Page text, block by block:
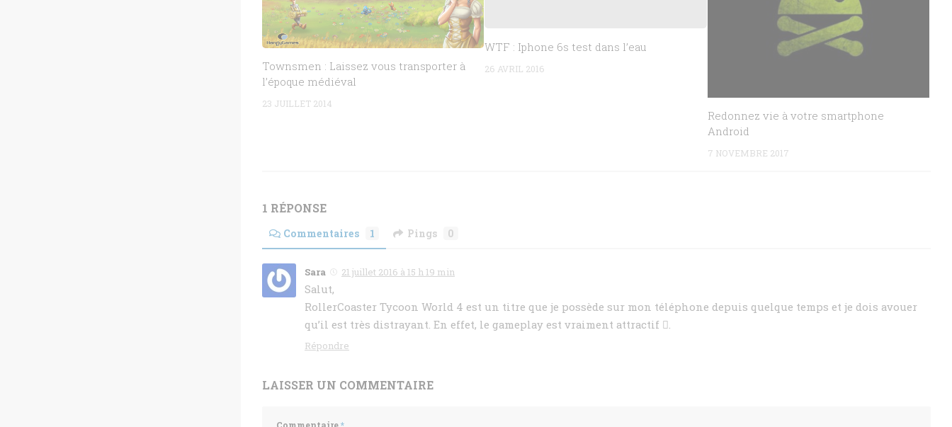
Townsmen : Laissez vous transporter à
l’époque médiéval
23 JUILLET 2014
WTF : Iphone 6s test dans l’eau
26 AVRIL 2016
Redonnez vie à votre smartphone
Android
7 NOVEMBRE 2017
1 RÉPONSE
Commentaires 1 Pings 0
Sara 21 juillet 2016 à 15 h 19 min
Salut,
RollerCoaster Tycoon World 4 est un titre que je possède sur mon téléphone depuis quelque temps et je dois avouer
qu’il est très distrayant. En effet, le gameplay est vraiment attractif .
Répondre
LAISSER UN COMMENTAIRE